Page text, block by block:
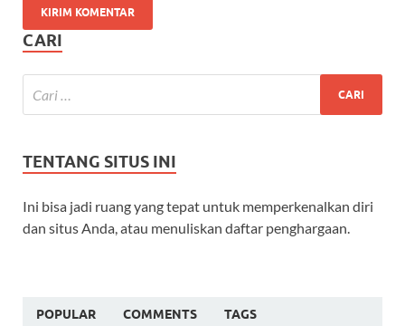
CARI
TENTANG SITUS INI
Ini bisa jadi ruang yang tepat untuk memperkenalkan diri
dan situs Anda, atau menuliskan daftar penghargaan.
POPULAR COMMENTS TAGS